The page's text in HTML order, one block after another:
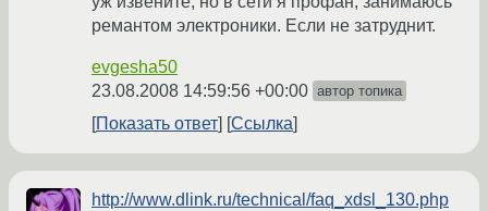
ремантом электроники. Если не затруднит.
evgesha50
23.08.2008 14:59:56 +00:00 автор топика
Показать ответ Ссылка
http://www.dlink.ru/technical/faq_xdsl_130.php